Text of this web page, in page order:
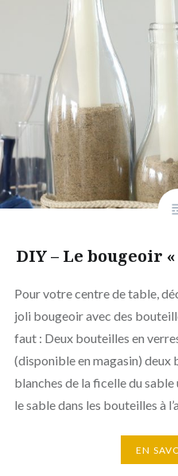
DIY – Le bougeoir
Pour votre centre de table,
joli bougeoir avec des
faut : Deux bouteilles en
(disponible en magasin) deux
blanches de la ficelle du
le sable dans les bouteilles à
EN